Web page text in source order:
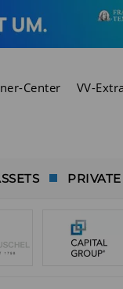
Center VV-Extra